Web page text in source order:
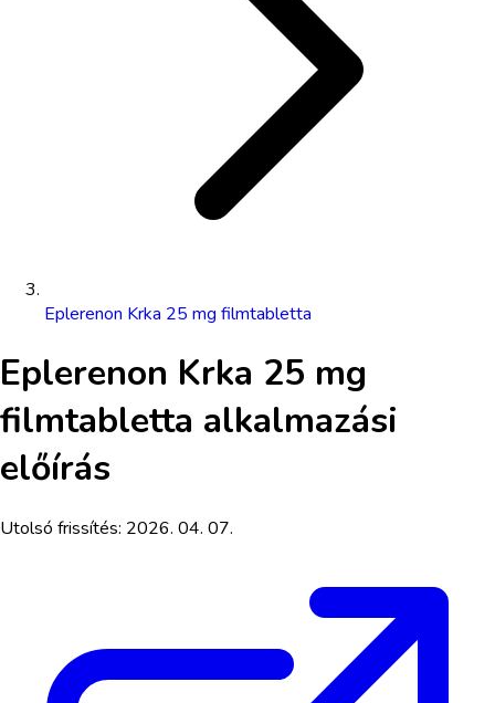
Eplerenon Krka 25 mg filmtabletta
Eplerenon Krka 25 mg
filmtabletta alkalmazási
előírás
Utolsó frissítés: 2026. 04. 07.